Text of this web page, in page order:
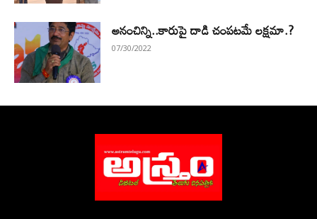
అనంచిన్ని..కారుపై దాడి చంపటమే లక్షమా.?
07/30/2022